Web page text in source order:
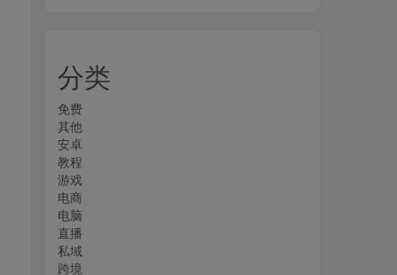
分类
免费
其他
安卓
教程
游戏
电商
电脑
直播
私域
跨境